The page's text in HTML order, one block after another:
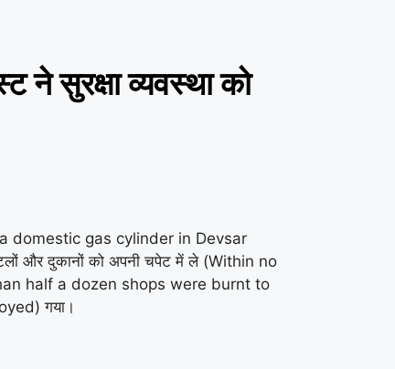
ने सुरक्षा व्यवस्था को
a domestic gas cylinder in Devsar
और दुकानों को अपनी चपेट में ले (Within no
half a dozen shops were burnt to
गया।